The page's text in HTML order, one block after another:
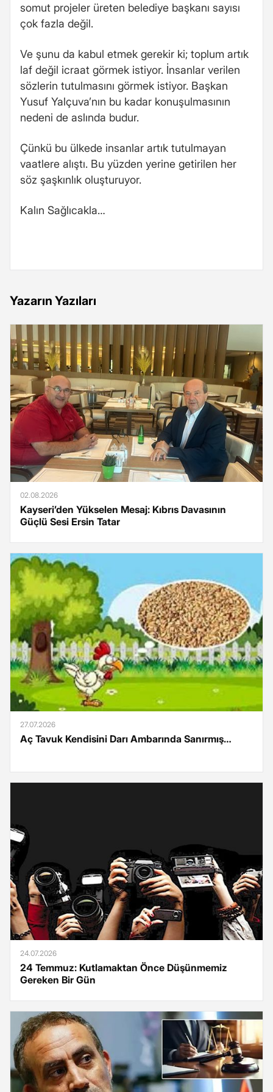
somut projeler üreten belediye başkanı sayısı
çok fazla değil.
Ve şunu da kabul etmek gerekir ki; toplum artık
laf değil icraat görmek istiyor. İnsanlar verilen
sözlerin tutulmasını görmek istiyor. Başkan
Yusuf Yalçuva’nın bu kadar konuşulmasının
nedeni de aslında budur.
Çünkü bu ülkede insanlar artık tutulmayan
vaatlere alıştı. Bu yüzden yerine getirilen her
söz şaşkınlık oluşturuyor.
Kalın Sağlıcakla…
Yazarın Yazıları
02.08.2026
Kayseri’den Yükselen Mesaj: Kıbrıs Davasının
Güçlü Sesi Ersin Tatar
27.07.2026
Aç Tavuk Kendisini Darı Ambarında Sanırmış…
24.07.2026
24 Temmuz: Kutlamaktan Önce Düşünmemiz
Gereken Bir Gün